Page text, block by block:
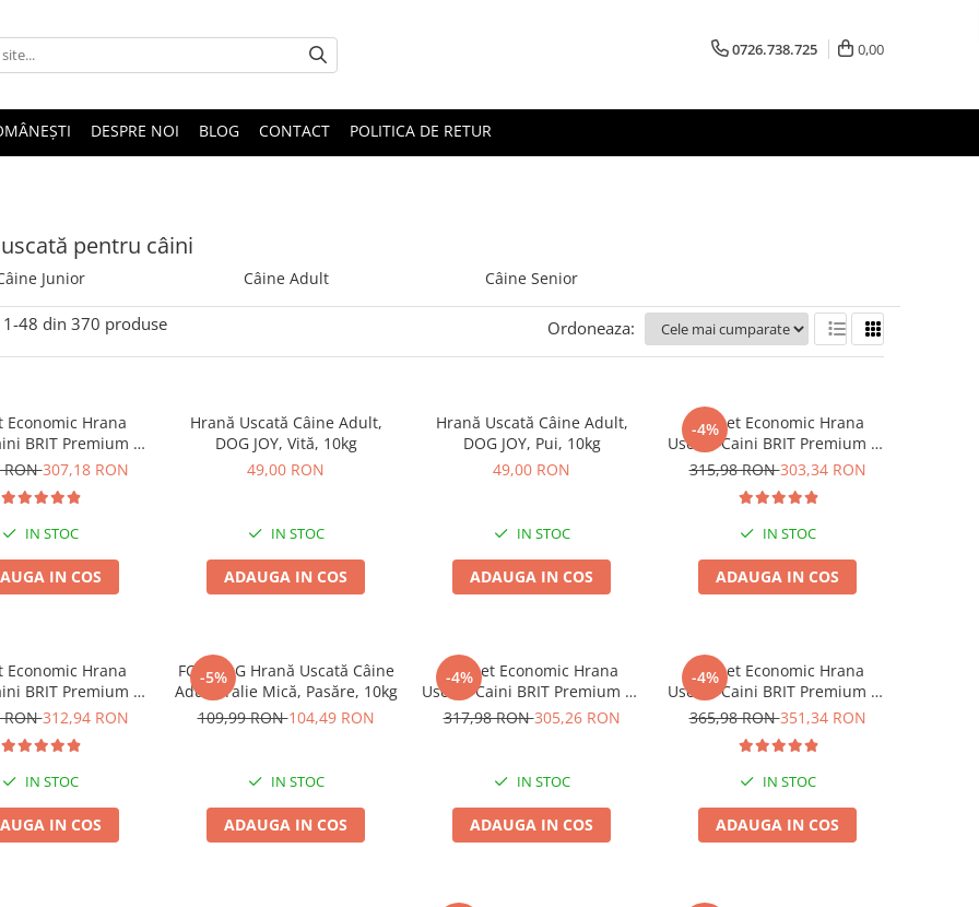
0726.738.725 0,00
DESPRE NOI BLOG CONTACT POLITICA DE RETUR
pentru câini
Junior Câine Adult Câine Senior
1-48 din 370 produse Ordoneaza:
Economic Hrana
BRIT Premium by
Adult 2x15kg
RON307,18 RON
IN STOC
IN COS
Hrană Uscată Câine Adult,
DOG JOY, Vită, 10kg
49,00 RON
IN STOC
ADAUGA IN COS
Hrană Uscată Câine Adult,
DOG JOY, Pui, 10kg
49,00 RON
IN STOC
ADAUGA IN COS
-4%
Pachet Economic Hrana
Uscata Caini BRIT Premium by
Nature Maxi/Giant Senior
315,98 RON303,34 RON
IN STOC
ADAUGA IN COS
Economic Hrana
BRIT Premium by
Adult 2x15kg
RON312,94 RON
IN STOC
IN COS
-5%
FOR DOG Hrană Uscată Câine
Adult, Talie Mică, Pasăre, 10kg
109,99 RON104,49 RON
IN STOC
ADAUGA IN COS
-4%
Pachet Economic Hrana
Uscata Caini BRIT Premium by
Nature Light 2x15kg
317,98 RON305,26 RON
IN STOC
ADAUGA IN COS
-4%
Pachet Economic Hrana
Uscata Caini BRIT Premium by
Nature Giant Adult 2x15kg
365,98 RON351,34 RON
IN STOC
ADAUGA IN COS